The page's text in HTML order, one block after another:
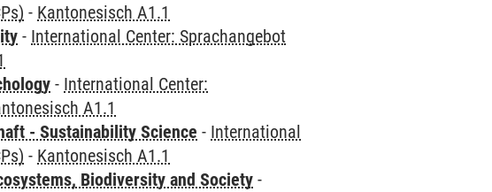
- Kantonesisch A1.1
- International Center: Sprachangebot
- International Center:
A1.1
- Sustainability Science - International
- Kantonesisch A1.1
Biodiversity and Society -